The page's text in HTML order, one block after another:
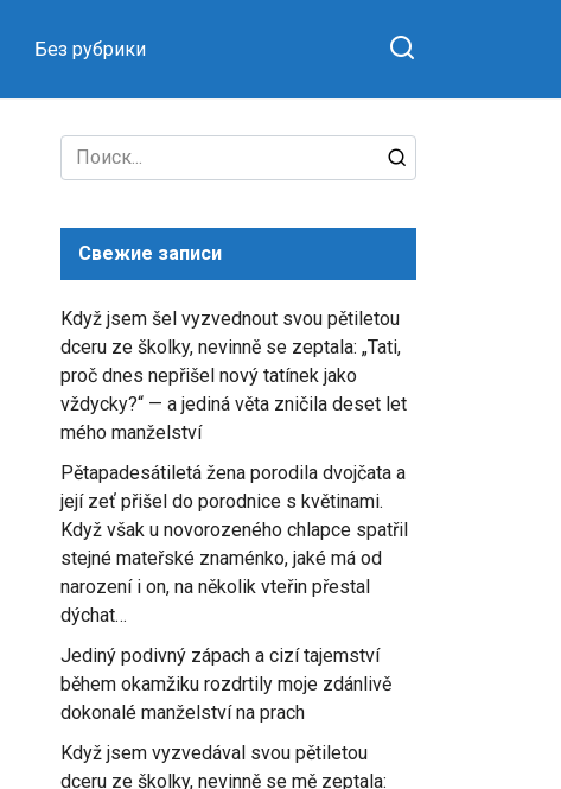
Без рубрики
Search
for:
Свежие записи
Když jsem šel vyzvednout svou pětiletou
dceru ze školky, nevinně se zeptala: „Tati,
proč dnes nepřišel nový tatínek jako
vždycky?“ — a jediná věta zničila deset let
mého manželství
Pětapadesátiletá žena porodila dvojčata a
její zeť přišel do porodnice s květinami.
Když však u novorozeného chlapce spatřil
stejné mateřské znaménko, jaké má od
narození i on, na několik vteřin přestal
dýchat…
Jediný podivný zápach a cizí tajemství
během okamžiku rozdrtily moje zdánlivě
dokonalé manželství na prach
Když jsem vyzvedával svou pětiletou
dceru ze školky, nevinně se mě zeptala: